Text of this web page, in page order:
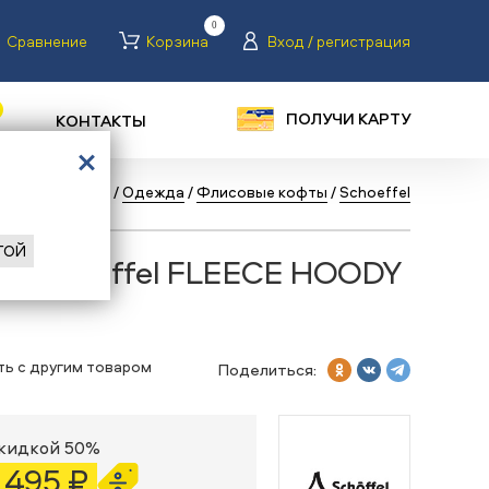
Сравнение Корзина
0
Вход / регистрация
КОНТАКТЫ ПОЛУЧИ КАРТУ
/Одежда /Флисовые кофты /Schoeffel
Schoeffel FLEECE HOODY
с другим товаром Поделиться:
50%
495 ₽